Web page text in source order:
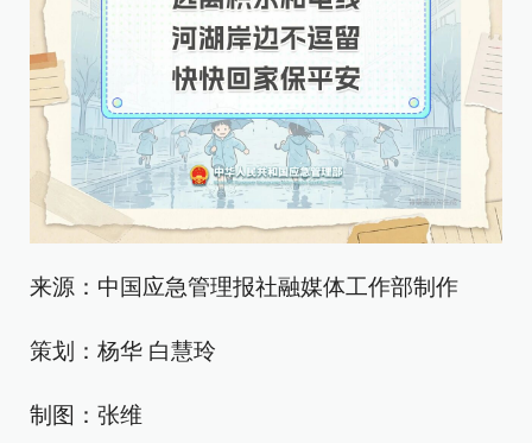
来源：中国应急管理报社融媒体工作部制作
策划：杨华 白慧玲
制图：张维